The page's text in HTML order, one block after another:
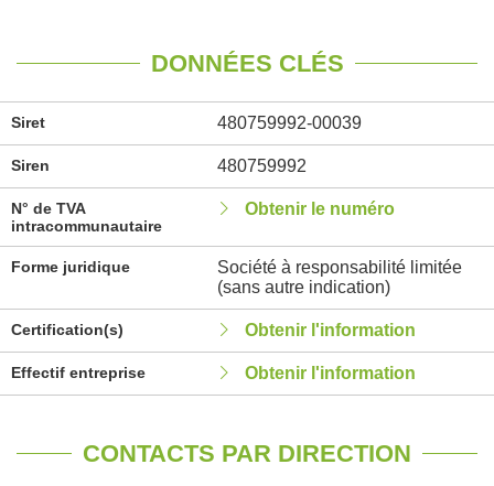
DONNÉES CLÉS
Siret 480759992-00039
Siren 480759992
N° de TVA
intracommunautaire
Obtenir le numéro
Forme juridique
Société à responsabilité limitée
(sans autre indication)
Certification(s) Obtenir l'information
Effectif entreprise Obtenir l'information
CONTACTS PAR DIRECTION